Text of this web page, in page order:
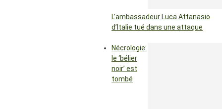
L’ambassadeur Luca Attanasio
d’Italie tué dans une attaque
Nécrologie:
le ‘bélier
noir’ est
tombé